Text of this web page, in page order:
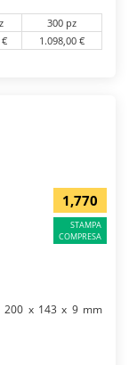
300 pz
1.098,00 €
1,770
STAMPA
COMPRESA
200 x 143 x 9 mm